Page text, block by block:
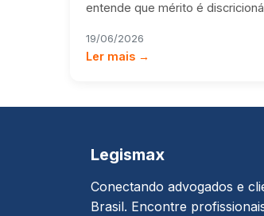
entende que mérito é
19/06/2026
Ler mais →
Legismax
Conectando advogados e
Brasil. Encontre